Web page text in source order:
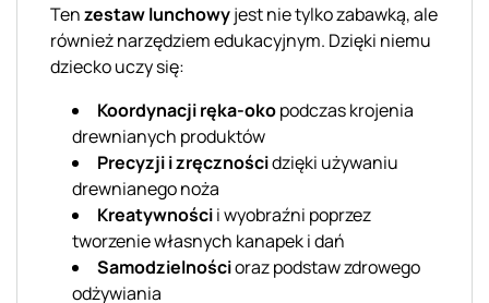
Tenzestaw lunchowyjest nie tylko zabawką, ale
również narzędziem edukacyjnym. Dzięki niemu
dziecko uczy się:
Koordynacji ręka-okopodczas krojenia
drewnianych produktów
Precyzji i zręcznościdzięki używaniu
drewnianego noża
Kreatywnościi wyobraźni poprzez
tworzenie własnych kanapek i dań
Samodzielnościoraz podstaw zdrowego
odżywiania